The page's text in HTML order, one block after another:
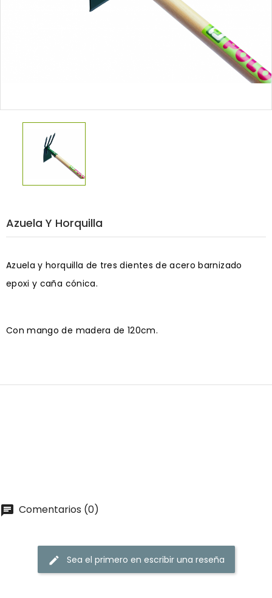
Azuela Y Horquilla
Azuela y horquilla de tres dientes de acero barnizado
epoxi y caña cónica.
Con mango de madera de 120cm.
Comentarios (0)
Sea el primero en escribir una reseña